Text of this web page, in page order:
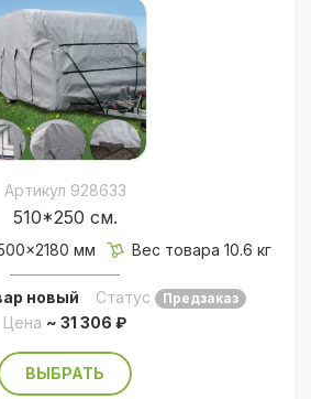
Артикул 928633
510*250 см.
мм Вес товара 10.6 кг
новый Статус Предзаказ
Цена ~ 31 306 ₽
ВЫБРАТЬ